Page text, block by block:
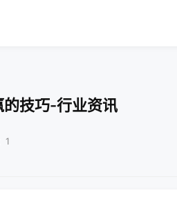
的技巧-行业资讯
1